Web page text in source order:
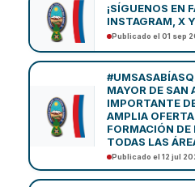
¡SÍGUENOS EN
INSTAGRAM, X
Publicado el 01 sep
MAYOR DE SAN
IMPORTANTE
AMPLIA
FORMACIÓN DE
TODAS LAS
Publicado el 12 jul